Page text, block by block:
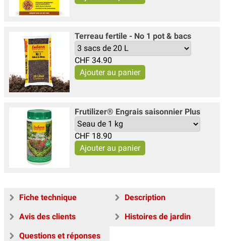
Terreau fertile - No 1 pot & bacs
CHF 34.90
Frutilizer® Engrais saisonnier Plus
CHF 18.90
Fiche technique
Description
Avis des clients
Histoires de jardin
Questions et réponses